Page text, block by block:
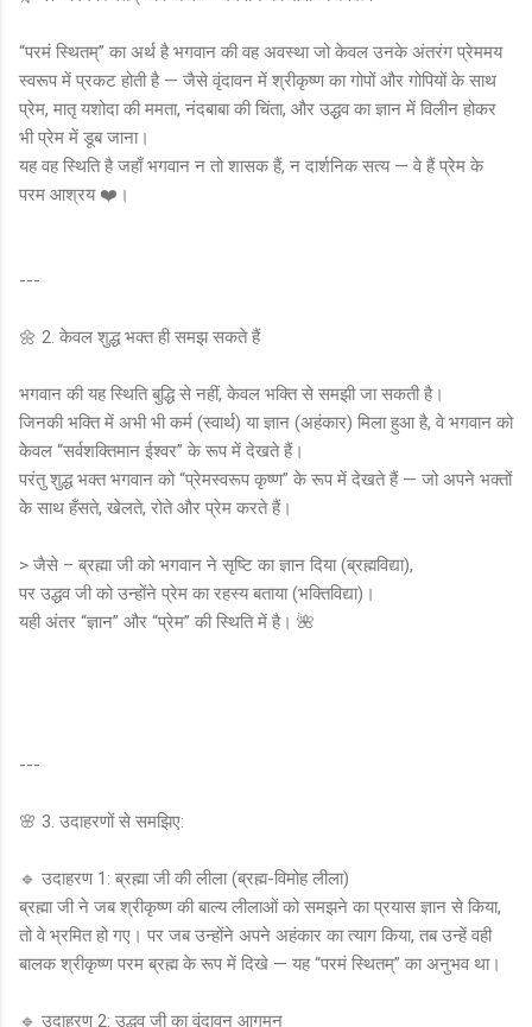
“परमं स्थितम्” का अर्थ है भगवान की वह अवस्था जो केवल उनके अंतरंग प्रेममय
स्वरूप में प्रकट होती है — जैसे वृंदावन में श्रीकृष्ण का गोपों और गोपियों के साथ
प्रेम, मातृ यशोदा की ममता, नंदबाबा की चिंता, और उद्धव का ज्ञान में विलीन होकर
भी प्रेम में डूब जाना।
यह वह स्थिति है जहाँ भगवान न तो शासक हैं, न दार्शनिक सत्य — वे हैं प्रेम के
परम आश्रय ❤️।
---
🌼 2. केवल शुद्ध भक्त ही समझ सकते हैं
भगवान की यह स्थिति बुद्धि से नहीं, केवल भक्ति से समझी जा सकती है।
जिनकी भक्ति में अभी भी कर्म (स्वार्थ) या ज्ञान (अहंकार) मिला हुआ है, वे भगवान को
केवल “सर्वशक्तिमान ईश्वर” के रूप में देखते हैं।
परंतु शुद्ध भक्त भगवान को “प्रेमस्वरूप कृष्ण” के रूप में देखते हैं — जो अपने भक्तों
के साथ हँसते, खेलते, रोते और प्रेम करते हैं।
> जैसे – ब्रह्मा जी को भगवान ने सृष्टि का ज्ञान दिया (ब्रह्मविद्या),
पर उद्धव जी को उन्होंने प्रेम का रहस्य बताया (भक्तिविद्या)।
यही अंतर “ज्ञान” और “प्रेम” की स्थिति में है। 🌺
---
🌸 3. उदाहरणों से समझिए:
🔹 उदाहरण 1: ब्रह्मा जी की लीला (ब्रह्म-विमोह लीला)
ब्रह्मा जी ने जब श्रीकृष्ण की बाल्य लीलाओं को समझने का प्रयास ज्ञान से किया,
तो वे भ्रमित हो गए। पर जब उन्होंने अपने अहंकार का त्याग किया, तब उन्हें वही
बालक श्रीकृष्ण परम ब्रह्म के रूप में दिखे — यह “परमं स्थितम्” का अनुभव था।
🔹 उदाहरण 2: उद्धव जी का वृंदावन आगमन